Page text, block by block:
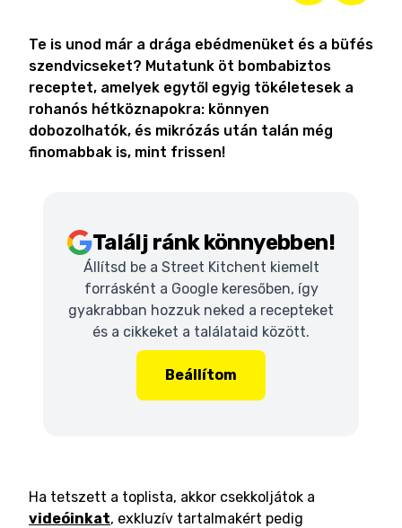
Te is unod már a drága ebédmenüket és a büfés
szendvicseket? Mutatunk öt bombabiztos
receptet, amelyek egytől egyig tökéletesek a
rohanós hétköznapokra: könnyen
dobozolhatók, és mikrózás után talán még
finomabbak is, mint frissen!
Találj ránk könnyebben!
Állítsd be a Street Kitchent kiemelt
forrásként a Google keresőben, így
gyakrabban hozzuk neked a recepteket
és a cikkeket a találataid között.
Beállítom
Ha tetszett a toplista, akkor csekkoljátok a
videóinkat, exkluzív tartalmakért pedig